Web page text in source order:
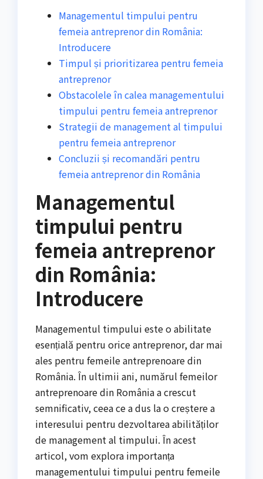
Managementul timpului pentru
femeia antreprenor din România:
Introducere
Timpul și prioritizarea pentru femeia
antreprenor
Obstacolele în calea managementului
timpului pentru femeia antreprenor
Strategii de management al timpului
pentru femeia antreprenor
Concluzii și recomandări pentru
femeia antreprenor din România
Managementul
timpului pentru
femeia antreprenor
din România:
Introducere
Managementul timpului este o abilitate
esențială pentru orice antreprenor, dar mai
ales pentru femeile antreprenoare din
România. În ultimii ani, numărul femeilor
antreprenoare din România a crescut
semnificativ, ceea ce a dus la o creștere a
interesului pentru dezvoltarea abilităților
de management al timpului. În acest
articol, vom explora importanța
managementului timpului pentru femeile